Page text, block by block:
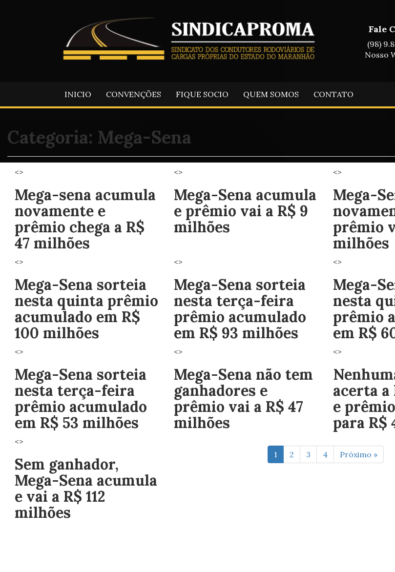
Fale
(98)
Nosso
INICIO CONVENÇÕES FIQUE SOCIO QUEM SOMOS CONTATO
Categoria: Mega-Sena
<>
Mega-sena acumula
novamente e
prêmio chega a R$
47 milhões
<>
Mega-Sena acumula
e prêmio vai a R$ 9
milhões
<>
Mega-
prêmio
milhões
<>
Mega-Sena sorteia
nesta quinta prêmio
acumulado em R$
100 milhões
<>
Mega-Sena sorteia
nesta terça-feira
prêmio acumulado
em R$ 93 milhões
<>
Mega-
nesta
prêmio
em R$
<>
Mega-Sena sorteia
nesta terça-feira
prêmio acumulado
em R$ 53 milhões
<>
Mega-Sena não tem
ganhadores e
prêmio vai a R$ 47
milhões
<>
acerta a
e
para R$
<>
Sem ganhador,
Mega-Sena acumula
e vai a R$ 112
milhões
1 2 3 4 Próximo »